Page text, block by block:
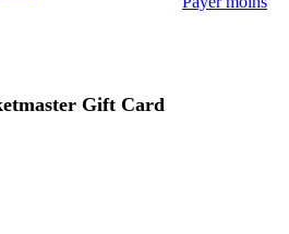
Gift Card